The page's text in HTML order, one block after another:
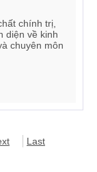
chính trị,
diện về kinh
chuyên môn
Last